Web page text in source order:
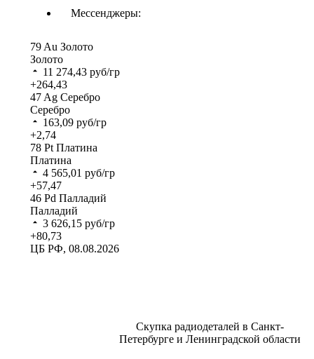
Мессенджеры:
79Au Золото
Золото
11 274,43 руб/гр
+264,43
47Ag Серебро
Серебро
163,09 руб/гр
+2,74
78 Pt Платина
Платина
4 565,01 руб/гр
+57,47
46 Pd Палладий
Палладий
3 626,15 руб/гр
+80,73
ЦБ РФ, 08.08.2026
Скупка радиодеталей в Санкт-
Петербурге и Ленинградской области